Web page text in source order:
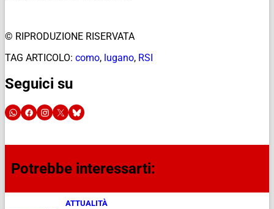
© RIPRODUZIONE RISERVATA
TAG ARTICOLO: como, lugano, RSI
Seguici su
Potrebbe interessarti:
ATTUALITÀ